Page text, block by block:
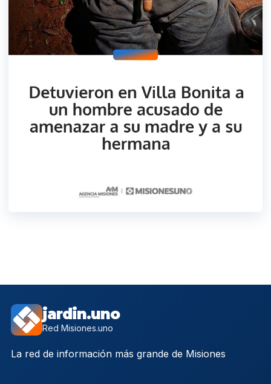
jardin.uno
Red Misiones.uno
La red de información más grande de Misiones